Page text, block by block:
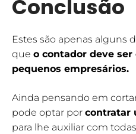
Conclusão
Estes são apenas alguns
que o contador deve
pequenos empresários.
Ainda pensando em
pode optar por contratar
para lhe auxiliar com